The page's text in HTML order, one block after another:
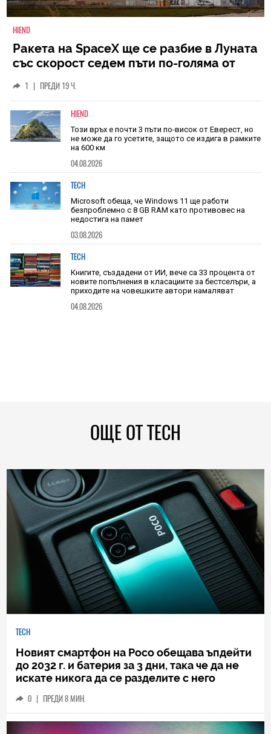
HIEND
Ракета на SpaceX ще се разбие в Луната
със скорост седем пъти по-голяма от
1 | ПРЕДИ 19 Ч.
HIEND
Този връх е почти 3 пъти по-висок от Еверест, но
не може да го усетите, защото се издига в рамките
на 600 км
04.08.2026
TECH
Microsoft обеща, че Windows 11 ще работи
безпроблемно с 8 GB RAM като противовес на
недостига на памет
03.08.2026
TECH
Книгите, създадени от ИИ, вече са 33 процента от
новите попълнения в класациите за бестселъри, а
приходите на човешките автори намаляват
04.08.2026
ОЩЕ ОТ TECH
TECH
Новият смартфон на Poco обещава ъпдейти
до 2032 г. и батерия за 3 дни, така че да не
искате никога да се разделите с него
0 | ПРЕДИ 8 МИН.